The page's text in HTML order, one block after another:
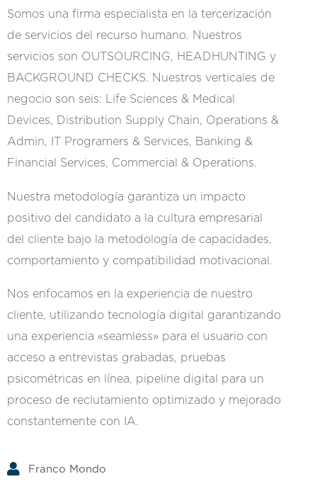
Somos una firma especialista en la tercerización
de servicios del recurso humano. Nuestros
servicios son OUTSOURCING, HEADHUNTING y
BACKGROUND CHECKS. Nuestros verticales de
negocio son seis: Life Sciences & Medical
Devices, Distribution Supply Chain, Operations &
Admin, IT Programers & Services, Banking &
Financial Services, Commercial & Operations.
Nuestra metodología garantiza un impacto
positivo del candidato a la cultura empresarial
del cliente bajo la metodología de capacidades,
comportamiento y compatibilidad motivacional.
Nos enfocamos en la experiencia de nuestro
cliente, utilizando tecnología digital garantizando
una experiencia «seamless» para el usuario con
acceso a entrevistas grabadas, pruebas
psicométricas en línea, pipeline digital para un
proceso de reclutamiento optimizado y mejorado
constantemente con IA.
Franco Mondo